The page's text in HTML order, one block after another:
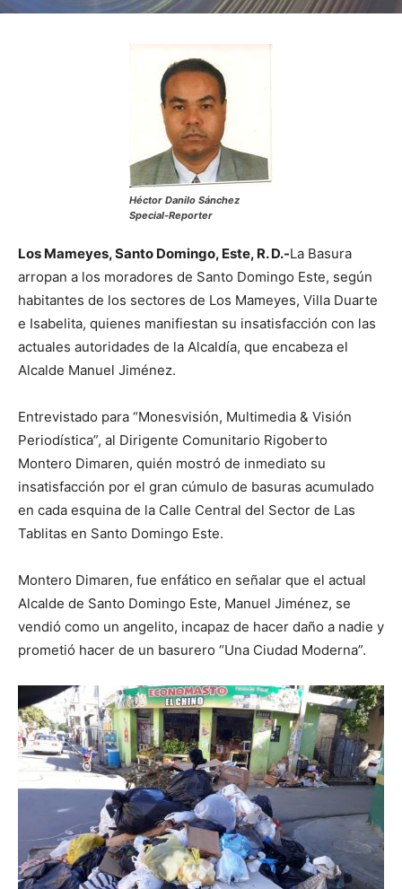
Héctor Danilo Sánchez
Special-Reporter
Los Mameyes, Santo Domingo, Este, R. D.-La Basura
arropan a los moradores de Santo Domingo Este, según
habitantes de los sectores de Los Mameyes, Villa Duarte
e Isabelita, quienes manifiestan su insatisfacción con las
actuales autoridades de la Alcaldía, que encabeza el
Alcalde Manuel Jiménez.
Entrevistado para “Monesvisión, Multimedia & Visión
Periodística”, al Dirigente Comunitario Rigoberto
Montero Dimaren, quién mostró de inmediato su
insatisfacción por el gran cúmulo de basuras acumulado
en cada esquina de la Calle Central del Sector de Las
Tablitas en Santo Domingo Este.
Montero Dimaren, fue enfático en señalar que el actual
Alcalde de Santo Domingo Este, Manuel Jiménez, se
vendió como un angelito, incapaz de hacer daño a nadie y
prometió hacer de un basurero “Una Ciudad Moderna”.